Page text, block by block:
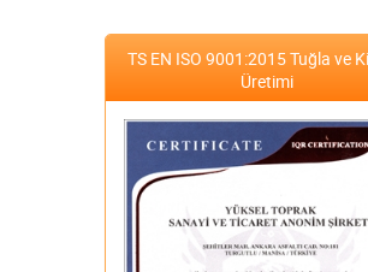
TS EN ISO 9001:2015 Tuğla ve
Üretimi